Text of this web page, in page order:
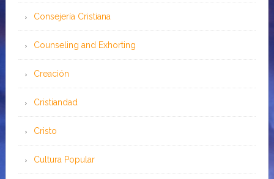
Consejería Cristiana
Counseling and Exhorting
Creación
Cristiandad
Cristo
Cultura Popular